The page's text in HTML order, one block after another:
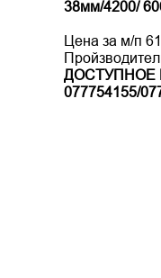
38мм/4200/
Цена за м/п
ДОСТУПНОЕ
077754155/